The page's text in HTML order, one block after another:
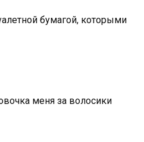
бумагой, которыми
меня за волосики